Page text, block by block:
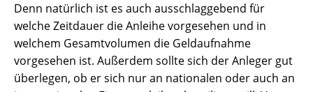
Denn natürlich ist es auch ausschlaggebend für
welche Zeitdauer die Anleihe vorgesehen und in
welchem Gesamtvolumen die Geldaufnahme
vorgesehen ist. Außerdem sollte sich der Anleger gut
überlegen, ob er sich nur an nationalen oder auch an